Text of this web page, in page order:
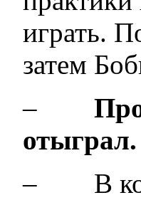
играть.
затем
–
отыграл.
– В